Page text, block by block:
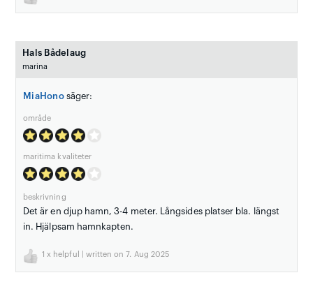
Hals Bådelaug
marina
MiaHonosäger:
område
maritima kvaliteter
beskrivning
Det är en djup hamn, 3-4 meter. Långsides platser bla. längst
in. Hjälpsam hamnkapten.
1 x helpful | written on 7. Aug 2025